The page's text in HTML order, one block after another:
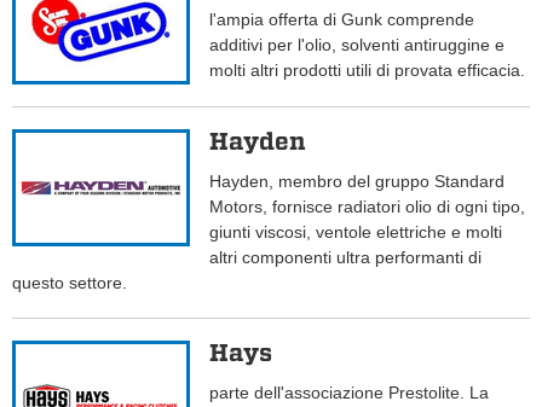
l'ampia offerta di Gunk comprende
additivi per l'olio, solventi antiruggine e
molti altri prodotti utili di provata efficacia.
Hayden
Hayden, membro del gruppo Standard
Motors, fornisce radiatori olio di ogni tipo,
giunti viscosi, ventole elettriche e molti
altri componenti ultra performanti di
questo settore.
Hays
parte dell'associazione Prestolite. La